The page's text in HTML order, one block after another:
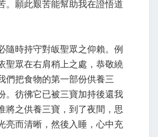
。願此艱苦能幫助我在證悟道
隨時持守對皈聖眾之仰賴。例
聖眾在右肩稍上之處，恭敬繞
們把食物的第一部份供養三
。彷彿它已被三寶加持後還我
將之供養三寶，到了夜間，思
亮而清晰，然後入睡，心中充